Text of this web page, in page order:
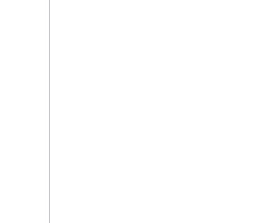
года по лето 2025 года. Узнайте